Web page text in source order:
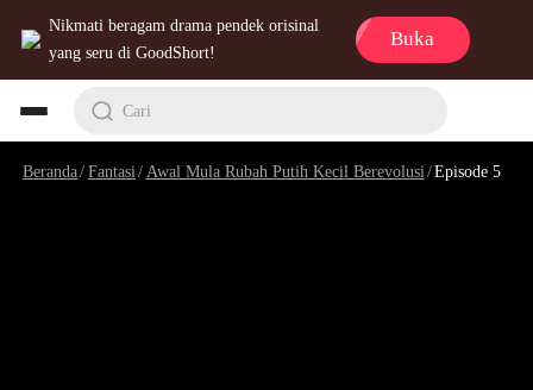
Nikmati beragam drama pendek orisinal
yang seru di GoodShort!
Buka
Cari
Beranda/Fantasi / Awal Mula Rubah Putih Kecil Berevolusi/Episode 5